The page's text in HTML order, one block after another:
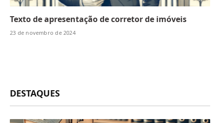
Texto de apresentação de corretor de imóveis
23 de novembro de 2024
DESTAQUES